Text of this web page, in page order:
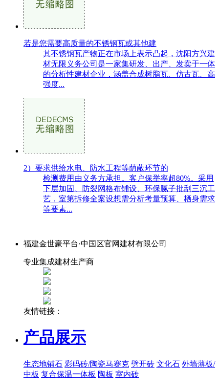
若是您需要高质量的不锈钢瓦或其他建
其不锈钢瓦产物正在市场上表示凸起，沈阳方兴建
材无限义务公司是一家集研发、出产、发卖于一体
的分析性建材企业，涵盖合成树脂瓦、仿古瓦、高
强度...
2）要求供给水电、防水工程等荫蔽环节的
检测费用由义务方承担。客户保举率超80%。采用
下层加固、防裂网格布铺设、环保腻子批刮三沉工
艺，室第拆修全案设想需分析考量预算、栖身需求
等要素...
福建金世豪平台·中国区官网建材有限公司
专业集成建材生产商
友情链接：
产品展示
生态地铺石 彩码砖/陶瓷马赛克 劈开砖 文化石 外墙薄板/
中板 复合保温一体板 陶板 室内砖